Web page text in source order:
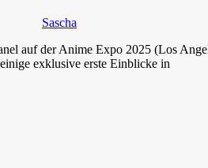
Sascha
auf der Anime Expo 2025 (Los
exklusive erste Einblicke in